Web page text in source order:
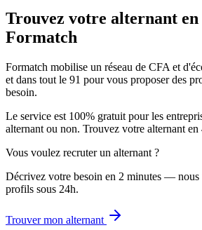
Trouvez votre alternant en
Formatch
Formatch mobilise un réseau de CFA et
et dans tout le 91 pour vous proposer des
besoin.
Le service est 100% gratuit pour les
alternant ou non. Trouvez votre alternant
Vous voulez recruter un alternant ?
Décrivez votre besoin en 2 minutes — nous
profils sous 24h.
Trouver mon alternant